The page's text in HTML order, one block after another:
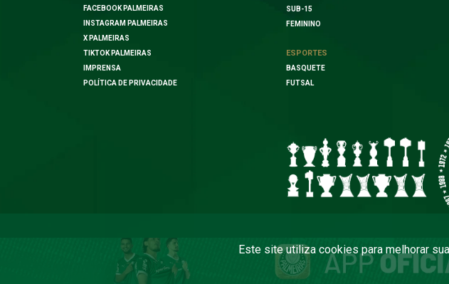
FACEBOOK PALMEIRAS
INSTAGRAM PALMEIRAS
X PALMEIRAS
TIKTOK PALMEIRAS
IMPRENSA
POLÍTICA DE PRIVACIDADE
SUB-15
FEMININO
ESPORTES
BASQUETE
FUTSAL
COPYRIGHT 2026
Este site utiliza cookies para melhorar